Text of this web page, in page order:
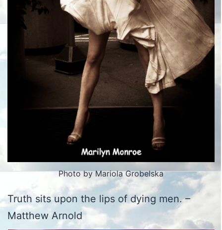
Photo by Mariola Grobelska
Truth sits upon the lips of dying men. –
Matthew Arnold